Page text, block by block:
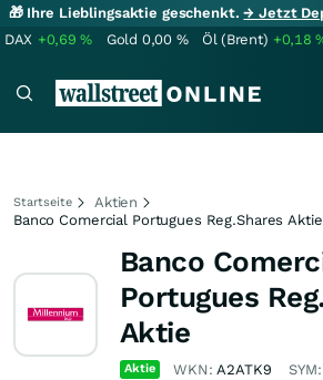
🎁 Ihre Lieblingsaktie geschenkt.→ Jetzt
DAX +0,69% Gold 0,00 % Öl (Brent) +0,18
Startseite
Aktien
Banco Comercial Portugues Reg.Shares
Banco
Portugues
Aktie
Aktie WKN:A2ATK9 SYM: